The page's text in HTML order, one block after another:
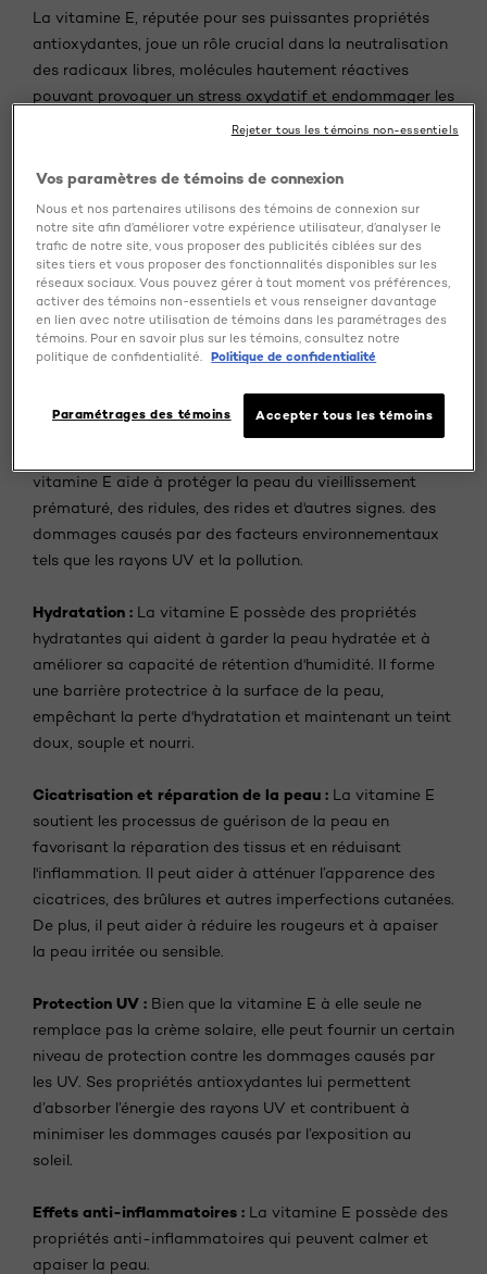
La vitamine E, réputée pour ses puissantes propriétés
antioxydantes, joue un rôle crucial dans la neutralisation
des radicaux libres, molécules hautement réactives
pouvant provoquer un stress oxydatif et endommager les
cellules de la peau. En tant qu'antioxydant,
la vitamine E
nocifs avant qu'ils ne puissent nuire à la structure et à
l'apparence de la peau.
QUELS SONT LES BIENFAITS
DE LA VITAMINE E POUR LA
PEAU ?
vitamine E aide à protéger la peau du vieillissement
prématuré, des ridules, des rides et d'autres signes. des
dommages causés par des facteurs environnementaux
tels que les rayons UV et la pollution.
Hydratation : La vitamine E possède des propriétés
hydratantes qui aident à garder la peau hydratée et à
améliorer sa capacité de rétention d'humidité. Il forme
une barrière protectrice à la surface de la peau,
empêchant la perte d'hydratation et maintenant un teint
doux, souple et nourri.
Cicatrisation et réparation de la peau : La vitamine E
soutient les processus de guérison de la peau en
favorisant la réparation des tissus et en réduisant
l'inflammation. Il peut aider à atténuer l’apparence des
cicatrices, des brûlures et autres imperfections cutanées.
De plus, il peut aider à réduire les rougeurs et à apaiser
la peau irritée ou sensible.
Protection UV : Bien que la vitamine E à elle seule ne
remplace pas la crème solaire, elle peut fournir un certain
niveau de protection contre les dommages causés par
les UV. Ses propriétés antioxydantes lui permettent
d’absorber l’énergie des rayons UV et contribuent à
minimiser les dommages causés par l’exposition au
soleil.
Effets anti-inflammatoires : La vitamine E possède des
propriétés anti-inflammatoires qui peuvent calmer et
apaiser la peau.
Vos paramètres de témoins de connexion
Nous et nos partenaires utilisons des témoins de connexion sur
notre site afin d’améliorer votre expérience utilisateur, d’analyser le
trafic de notre site, vous proposer des publicités ciblées sur des
sites tiers et vous proposer des fonctionnalités disponibles sur les
réseaux sociaux. Vous pouvez gérer à tout moment vos préférences,
activer des témoins non-essentiels et vous renseigner davantage
en lien avec notre utilisation de témoins dans les paramétrages des
témoins. Pour en savoir plus sur les témoins, consultez notre
politique de confidentialité. Politique de confidentialité
Accepter tous les témoins
Paramétrages des témoins
Rejeter tous les témoins non-essentiels